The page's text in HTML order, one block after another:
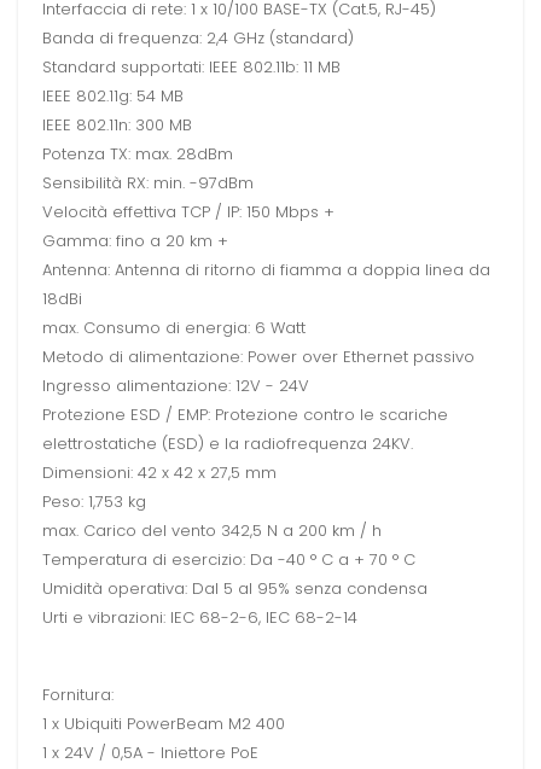
Interfaccia di rete: 1 x 10/100 BASE-TX (Cat.5, RJ-45)
Banda di frequenza: 2,4 GHz (standard)
Standard supportati: IEEE 802.11b: 11 MB
IEEE 802.11g: 54 MB
IEEE 802.11n: 300 MB
Potenza TX: max. 28dBm
Sensibilità RX: min. -97dBm
Velocità effettiva TCP / IP: 150 Mbps +
Gamma: fino a 20 km +
Antenna: Antenna di ritorno di fiamma a doppia linea da
18dBi
max. Consumo di energia: 6 Watt
Metodo di alimentazione: Power over Ethernet passivo
Ingresso alimentazione: 12V - 24V
Protezione ESD / EMP: Protezione contro le scariche
elettrostatiche (ESD) e la radiofrequenza 24KV.
Dimensioni: 42 x 42 x 27,5 mm
Peso: 1,753 kg
max. Carico del vento 342,5 N a 200 km / h
Temperatura di esercizio: Da -40 ° C a + 70 ° C
Umidità operativa: Dal 5 al 95% senza condensa
Urti e vibrazioni: IEC 68-2-6, IEC 68-2-14
Fornitura:
1 x Ubiquiti PowerBeam M2 400
1 x 24V / 0,5A - Iniettore PoE